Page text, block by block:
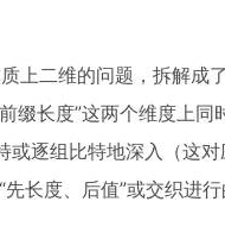
上二维的问题，拆解成
缀长度”这两个维度上
逐组比特地深入（这
长度、后值”或交织进